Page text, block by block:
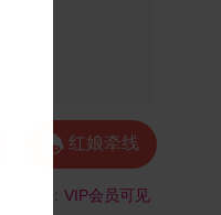
 红娘牵线
VIP会员可见